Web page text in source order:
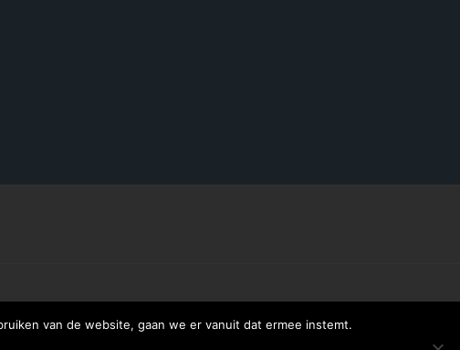
van de website, gaan we er vanuit dat ermee instemt.